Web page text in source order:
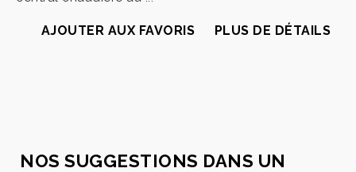
AJOUTER AUX FAVORIS PLUS DE DÉTAILS
NOS SUGGESTIONS DANS UN